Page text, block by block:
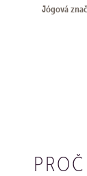
Jógová